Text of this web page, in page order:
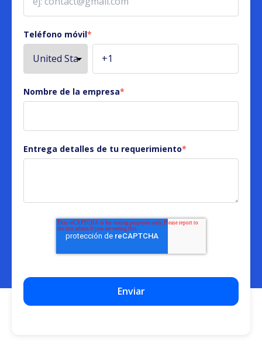
Teléfono móvil*
Nombre de la empresa*
Entrega detalles de tu requerimiento*